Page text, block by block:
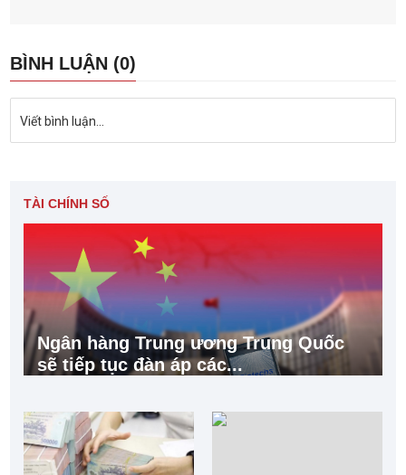
BÌNH LUẬN (0)
Viết bình luận...
TÀI CHÍNH SỐ
Ngân hàng Trung ương Trung Quốc
sẽ tiếp tục đàn áp các...